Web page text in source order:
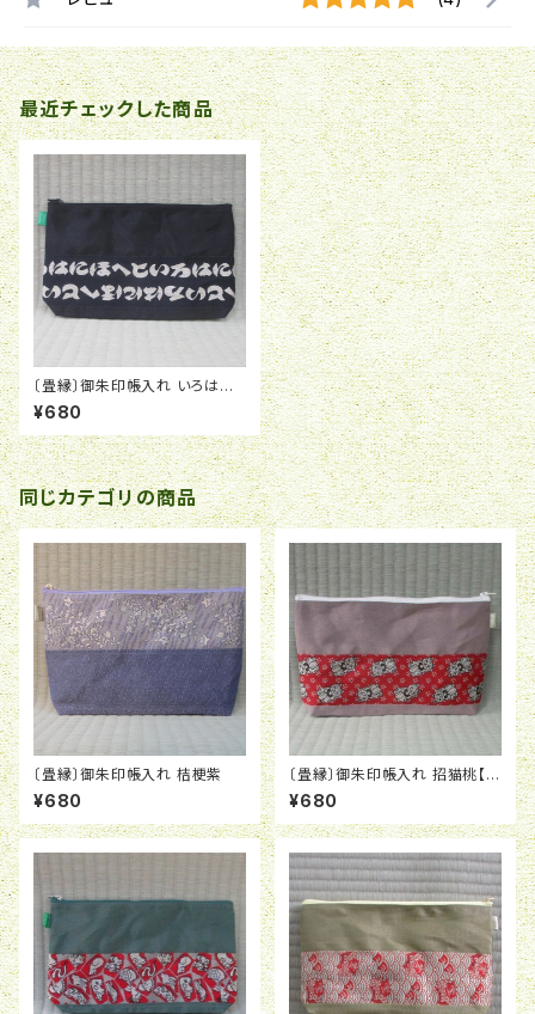
最近チェックした商品
〔畳縁〕御朱印帳入れ いろはに
黒
¥680
同じカテゴリの商品
〔畳縁〕御朱印帳入れ 桔梗紫
¥680
〔畳縁〕御朱印帳入れ 招猫桃【正
月おすすめ】
¥680